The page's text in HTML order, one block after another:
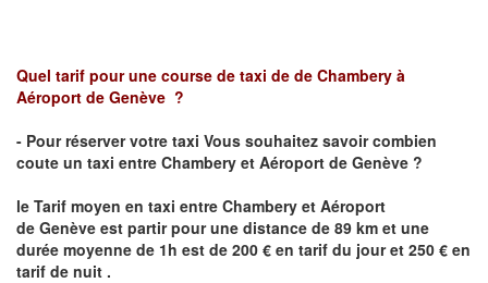
Quel tarif pour une course de taxi de de Chambery à
Aéroport de Genève ?
- Pour réserver votre taxi Vous souhaitez savoir combien
coute un taxi entre Chambery et Aéroport de Genève ?
le Tarif moyen en taxi entre Chambery et Aéroport
de Genève est partir pour une distance de 89 km et une
durée moyenne de 1h est de 200 € en tarif du jour et 250 € en
tarif de nuit .